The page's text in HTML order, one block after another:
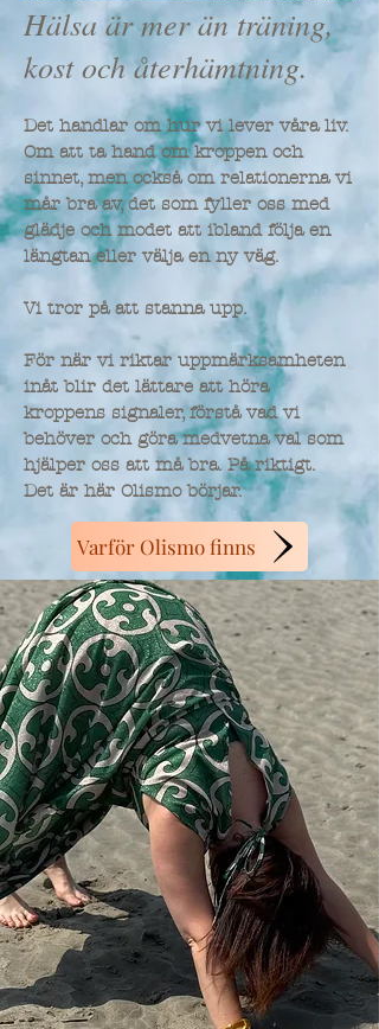
Hälsa är mer än träning,
kost och återhämtning.
Det handlar om hur vi lever våra liv.
Om att ta hand om kroppen och
sinnet, men också om relationerna vi
mår bra av, det som fyller oss med
glädje och modet att ibland följa en
längtan eller välja en ny väg.
Vi tror på att stanna upp.
För när vi riktar uppmärksamheten
inåt blir det lättare att höra
kroppens signaler, förstå vad vi
behöver och göra medvetna val som
hjälper oss att må bra. På riktigt.
Det är här Olismo börjar.
Varför Olismo finns